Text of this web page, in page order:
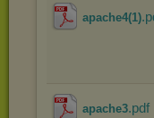
apache4(1)
apache3.pdf